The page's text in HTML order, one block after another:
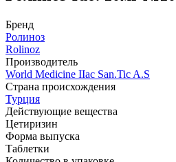
Бренд
Ролиноз
Rolinoz
Производитель
World Мedicine IIac San.Tic A.S
Страна происхождения
Турция
Действующие вещества
Цетиризин
Форма выпуска
Таблетки